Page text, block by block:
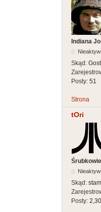
Indiana
Skąd:
Posty: 51
Strona
tOri
Skąd:
Posty: